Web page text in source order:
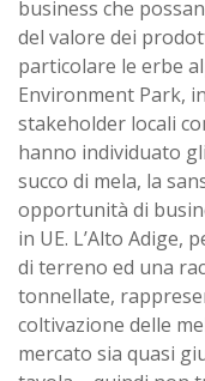
business che
del valore dei
particolare le erbe
Environment Park,
stakeholder locali
hanno individuato
succo di mela, la
opportunità di
in UE. L’Alto Adige,
di terreno ed una
tonnellate,
coltivazione delle
mercato sia quasi